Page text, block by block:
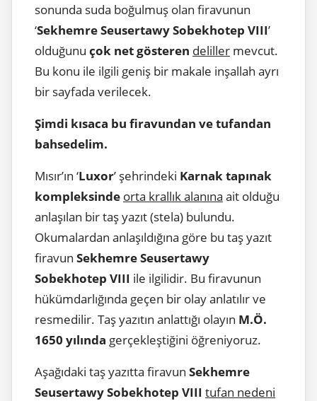
sonunda suda boğulmuş olan firavunun
‘Sekhemre Seusertawy Sobekhotep VIII’
olduğunu çok net gösteren deliller mevcut.
Bu konu ile ilgili geniş bir makale inşallah ayrı
bir sayfada verilecek.
Şimdi kısaca bu firavundan ve tufandan
bahsedelim.
Mısır’ın ‘Luxor’ şehrindeki Karnak tapınak
kompleksinde orta krallık alanına ait olduğu
anlaşılan bir taş yazıt (stela) bulundu.
Okumalardan anlaşıldığına göre bu taş yazıt
firavun Sekhemre Seusertawy
Sobekhotep VIII ile ilgilidir. Bu firavunun
hükümdarlığında geçen bir olay anlatılır ve
resmedilir. Taş yazıtın anlattığı olayın M.Ö.
1650 yılında gerçekleştiğini öğreniyoruz.
Aşağıdaki taş yazıtta firavun Sekhemre
Seusertawy Sobekhotep VIII tufan nedeni